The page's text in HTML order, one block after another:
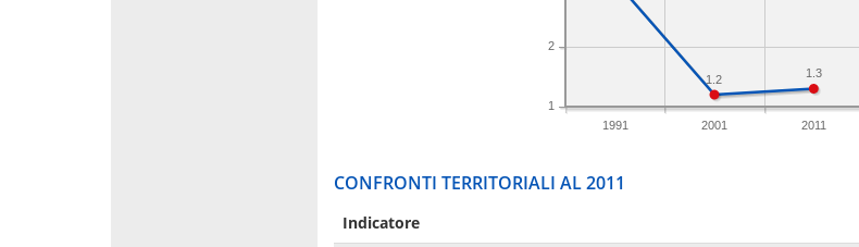
1991 2001 2011
1
2
1.3
1.2
CONFRONTI TERRITORIALI AL 2011
Indicatore